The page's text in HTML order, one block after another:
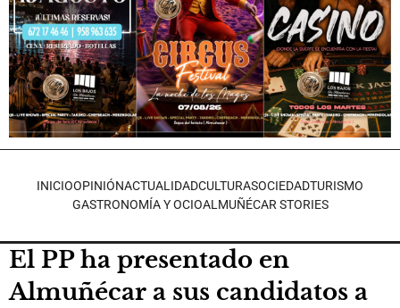
INICIOOPINIÓNACTUALIDADCULTURASOCIEDADTURISMO
GASTRONOMÍA Y OCIOALMUÑÉCAR STORIES
El PP ha presentado en
Almuñécar a sus candidatos a